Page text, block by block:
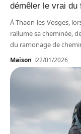
démêler le vrai du
À Thaon-les-Vosges,
rallume sa cheminée,
du ramonage de
Maison 22/01/2026